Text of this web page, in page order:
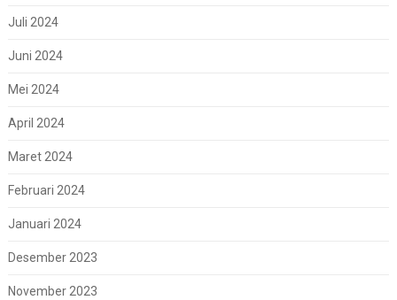
Juli 2024
Juni 2024
Mei 2024
April 2024
Maret 2024
Februari 2024
Januari 2024
Desember 2023
November 2023